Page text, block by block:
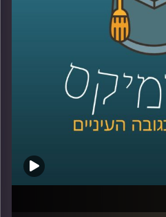
לראיין את האנשים שמעצבים
רעיונות גדולים, דילמות
בין מדע, קיימות וכלכלה.